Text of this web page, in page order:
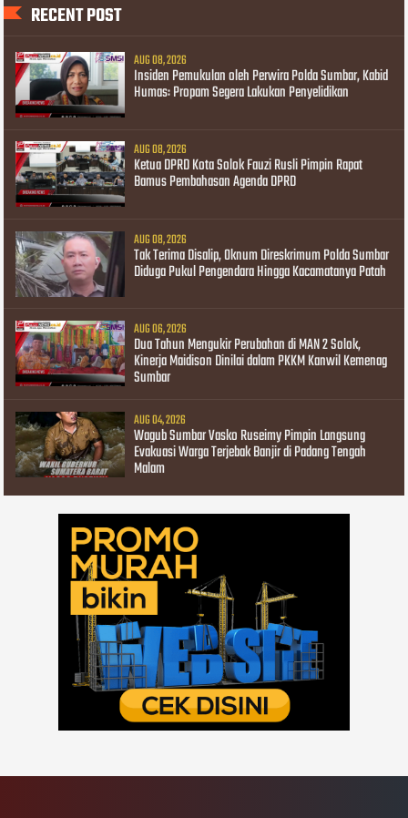
RECENT POST
AUG 08, 2026
Insiden Pemukulan oleh Perwira Polda Sumbar, Kabid
Humas: Propam Segera Lakukan Penyelidikan
AUG 08, 2026
Ketua DPRD Kota Solok Fauzi Rusli Pimpin Rapat
Bamus Pembahasan Agenda DPRD
AUG 08, 2026
Tak Terima Disalip, Oknum Direskrimum Polda Sumbar
Diduga Pukul Pengendara Hingga Kacamatanya Patah
AUG 06, 2026
Dua Tahun Mengukir Perubahan di MAN 2 Solok,
Kinerja Maidison Dinilai dalam PKKM Kanwil Kemenag
Sumbar
AUG 04, 2026
Wagub Sumbar Vasko Ruseimy Pimpin Langsung
Evakuasi Warga Terjebak Banjir di Padang Tengah
Malam